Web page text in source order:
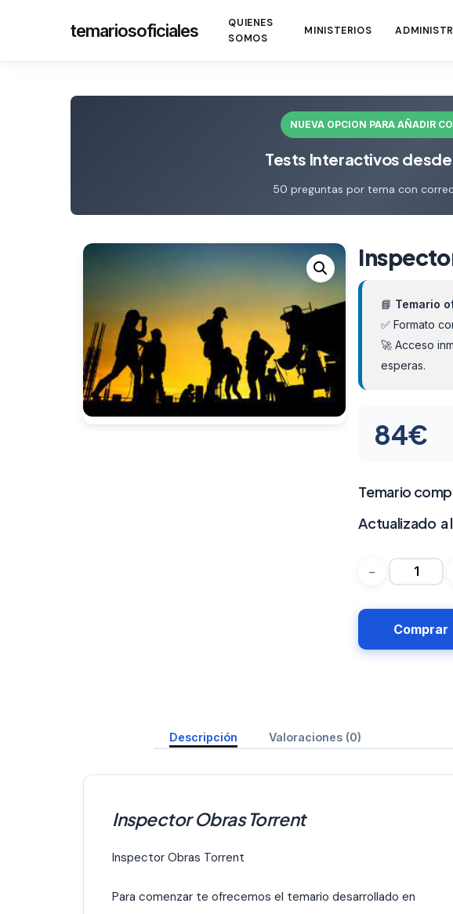
temariosoficiales
QUIENES
SOMOS
MINISTERIOS
NUEVA OPCION PARA AÑADIR
Tests Interactivos desde
50 preguntas por tema con
📘 Temario
✅ Formato
🚀 Acceso
esperas.
84€
Temario
Actualizado a
Comprar
Descripción Valoraciones (0)
Inspector Obras Torrent
Inspector Obras Torrent
Para comenzar te ofrecemos el temario desarrollado en